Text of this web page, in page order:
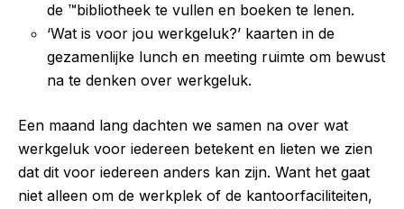
de ™bibliotheek te vullen en boeken te lenen.
‘Wat is voor jou werkgeluk?’ kaarten in de
gezamenlijke lunch en meeting ruimte om bewust
na te denken over werkgeluk.
Een maand lang dachten we samen na over wat
werkgeluk voor iedereen betekent en lieten we zien
dat dit voor iedereen anders kan zijn. Want het gaat
niet alleen om de werkplek of de kantoorfaciliteiten,